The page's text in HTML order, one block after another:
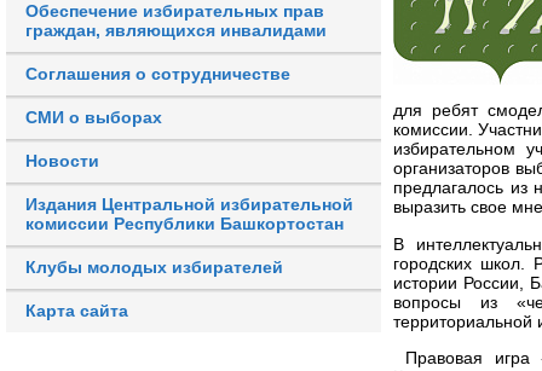
Обеспечение избирательных прав
граждан, являющихся инвалидами
Соглашения о сотрудничестве
СМИ о выборах
Новости
Издания Центральной избирательной
комиссии Республики Башкортостан
Клубы молодых избирателей
Карта сайта
для ребят
комиссии.
избирательном
организаторов
предлагалось из
выразить свое
В
городских школ.
истории России,
вопросы из
территориальной
Правовая